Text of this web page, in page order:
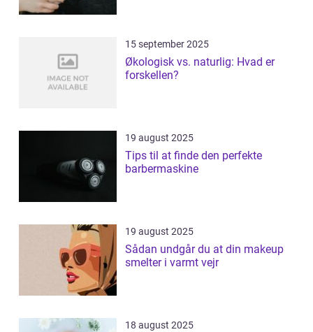
15 september 2025
Økologisk vs. naturlig: Hvad er
forskellen?
19 august 2025
Tips til at finde den perfekte
barbermaskine
19 august 2025
Sådan undgår du at din makeup
smelter i varmt vejr
18 august 2025